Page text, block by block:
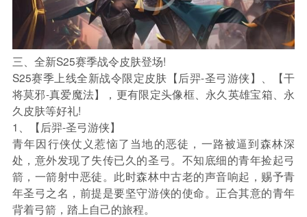
三、全新S25赛季战令皮肤登场!
S25赛季上线全新战令限定皮肤【后羿-圣弓游侠】、【干
将莫邪-真爱魔法】，更有限定头像框、永久英雄宝箱、永
久皮肤等好礼!
1、【后羿-圣弓游侠】
青年因行侠仗义惹恼了当地的恶徒，一路被逼到森林深
处，意外发现了失传已久的圣弓。不知底细的青年捡起弓
箭，一箭射中恶徒。此时森林中古老的声音响起，赐予青
年圣弓之名，前提是要坚守游侠的使命。正合其意的青年
背着弓箭，踏上自己的旅程。